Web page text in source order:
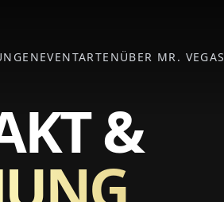
EVENTARTENÜBER MR. VEGAS
&